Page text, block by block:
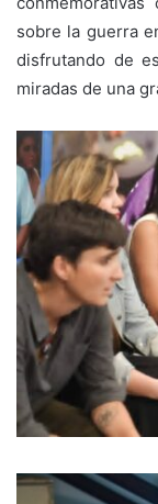
sobre la guerra
disfrutando de
miradas de una